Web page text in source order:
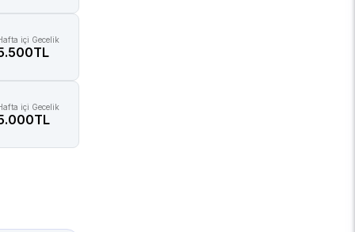
içi Gecelik
içi Gecelik